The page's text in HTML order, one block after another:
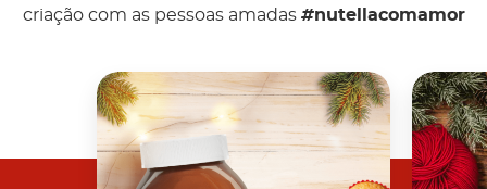
criação com as pessoas amadas #nutellacomamor